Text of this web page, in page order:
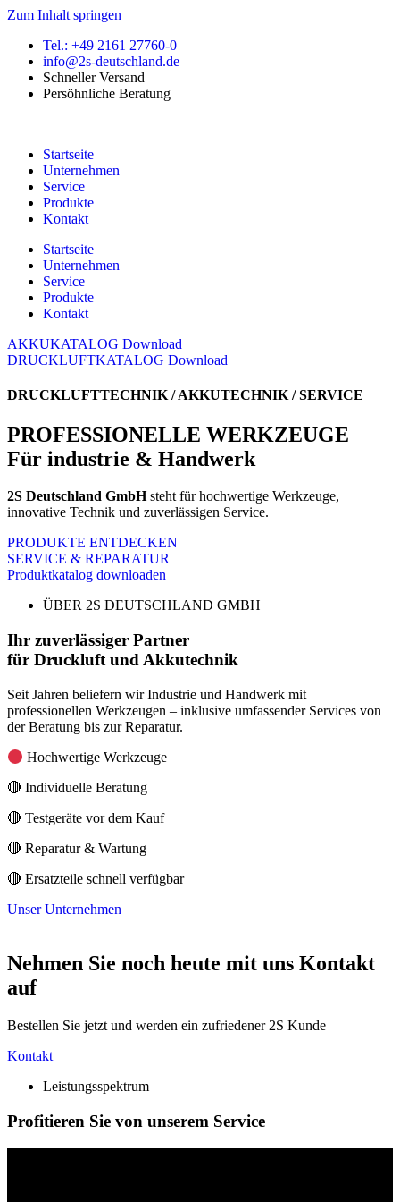
Zum Inhalt springen
Tel.: +49 2161 27760-0
info@2s-deutschland.de
Schneller Versand
Persöhnliche Beratung
Startseite
Unternehmen
Service
Produkte
Kontakt
Startseite
Unternehmen
Service
Produkte
Kontakt
AKKUKATALOG Download
DRUCKLUFTKATALOG Download
DRUCKLUFTTECHNIK / AKKUTECHNIK / SERVICE
PROFESSIONELLE WERKZEUGE
Für industrie & Handwerk
2S Deutschland GmbHsteht für hochwertige Werkzeuge,
innovative Technik und zuverlässigen Service.
PRODUKTE ENTDECKEN
SERVICE & REPARATUR
Produktkatalog downloaden
ÜBER 2S DEUTSCHLAND GMBH
Ihr zuverlässiger Partner
für Druckluft und Akkutechnik
Seit Jahren beliefern wir Industrie und Handwerk mit
professionellen Werkzeugen – inklusive umfassender Services von
der Beratung bis zur Reparatur.
Hochwertige Werkzeuge
🔴 Individuelle Beratung
🔴 Testgeräte vor dem Kauf
🔴 Reparatur & Wartung
🔴 Ersatzteile schnell verfügbar
Unser Unternehmen
Nehmen Sie noch heute mit uns Kontakt
auf
Bestellen Sie jetzt und werden ein zufriedener 2S Kunde
Kontakt
Leistungsspektrum
Profitieren Sie von unserem Service